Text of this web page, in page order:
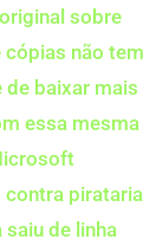
sobre
não tem
baixar mais
essa mesma
contra pirataria
de linha